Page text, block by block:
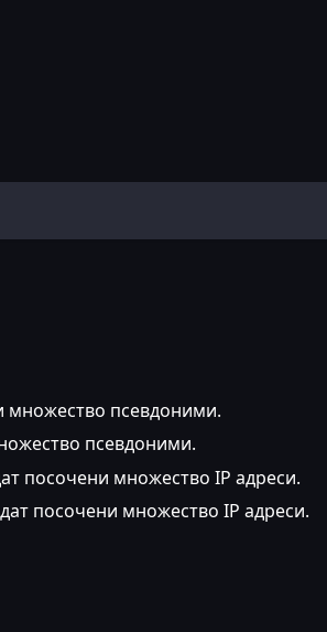
множество псевдоними.
псевдоними.
посочени множество IP адреси.
посочени множество IP адреси.